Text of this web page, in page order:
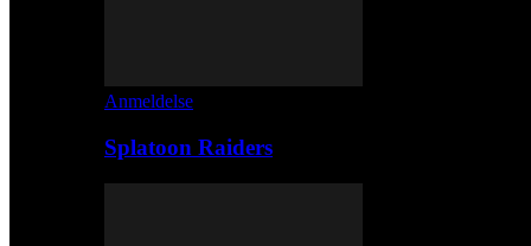
Anmeldelse
Splatoon Raiders